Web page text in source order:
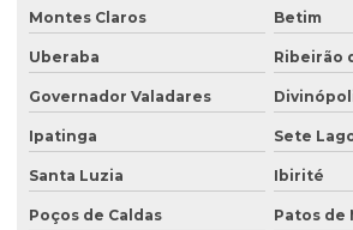
Desativação de tanque de combustível
Empresa de análise de água
Empresa de análise granulométrica do solo
Empresa de análise de solo
Empresa de análise de solo e sedimento
Montes Claros Betim
Uberaba Ribeirão
Governador Valadares
Ipatinga Sete
Santa Luzia Ibirité
Poços de Caldas Patos de